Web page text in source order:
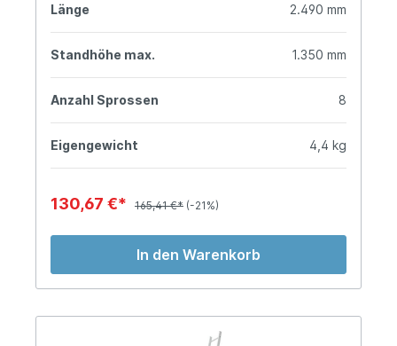
Länge 2.490 mm
Standhöhe max. 1.350 mm
Anzahl Sprossen 8
Eigengewicht 4,4 kg
130,67 €* 165,41 €* (-21%)
In den Warenkorb